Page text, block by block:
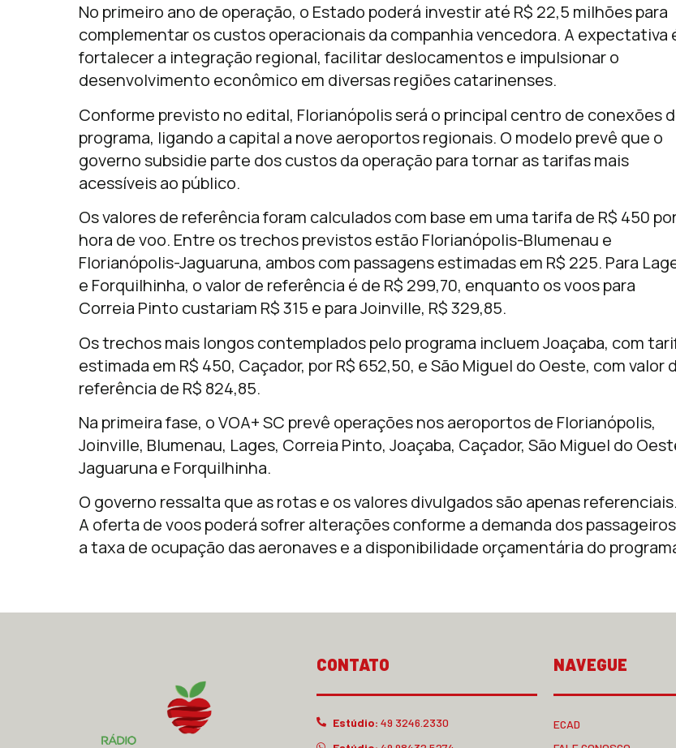
No primeiro ano de operação, o Estado poderá investir até R$ 22,5 milhões para
complementar os custos operacionais da companhia vencedora. A expectativa
fortalecer a integração regional, facilitar deslocamentos e impulsionar o
desenvolvimento econômico em diversas regiões catarinenses.
Conforme previsto no edital, Florianópolis será o principal centro de conexões
programa, ligando a capital a nove aeroportos regionais. O modelo prevê que o
governo subsidie parte dos custos da operação para tornar as tarifas mais
acessíveis ao público.
Os valores de referência foram calculados com base em uma tarifa de R$ 450
hora de voo. Entre os trechos previstos estão Florianópolis-Blumenau e
Florianópolis-Jaguaruna, ambos com passagens estimadas em R$ 225. Para
e Forquilhinha, o valor de referência é de R$ 299,70, enquanto os voos para
Correia Pinto custariam R$ 315 e para Joinville, R$ 329,85.
Os trechos mais longos contemplados pelo programa incluem Joaçaba, com
estimada em R$ 450, Caçador, por R$ 652,50, e São Miguel do Oeste, com valor
referência de R$ 824,85.
Na primeira fase, o VOA+ SC prevê operações nos aeroportos de Florianópolis,
Joinville, Blumenau, Lages, Correia Pinto, Joaçaba, Caçador, São Miguel do
Jaguaruna e Forquilhinha.
O governo ressalta que as rotas e os valores divulgados são apenas referenciais.
A oferta de voos poderá sofrer alterações conforme a demanda dos
a taxa de ocupação das aeronaves e a disponibilidade orçamentária do
CONTATO
Estúdio: 49 3246.2330
NAVEGUE
ECAD